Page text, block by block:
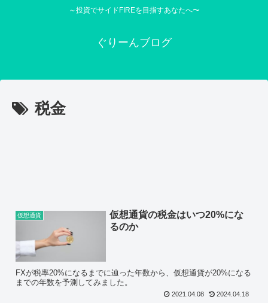
～投資でサイドFIREを目指すあなたへ〜
ぐりーんブログ
税金
仮想通貨
仮想通貨の税金はいつ20%にな
るのか
FXが税率20%になるまでに辿った年数から、仮想通貨が20%になる
までの年数を予測してみました。
2021.04.08 2024.04.18